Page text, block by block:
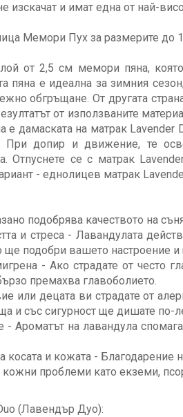
изскачат и имат една от най-
Мемори Пух за размерите до
от 2,5 см мемори пяна,
пяна е идеална за зимния
обгръщане. От другата
от използваните
е дамаската на матрак
При допир и движение, те
Отпуснете се с матрак
- еднолицев матрак
подобрява качеството на
и стреса - Лавандулата
ще подобри вашето настроение
- Ако страдате от често
премахва главоболието.
или децата ви страдате от
и със сигурност ще дишате по-
- Ароматът на лавандула
и кожата - Благодарение
проблеми като екземи,
(Лавендър Дуо):